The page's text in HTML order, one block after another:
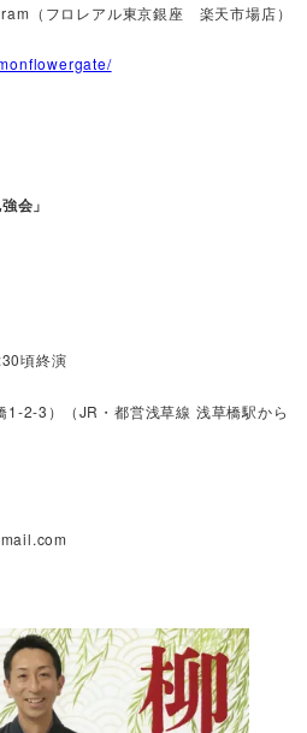
（フロレアル東京銀座 楽天市場店）
会」
頃終演
1-2-3）（JR・都営浅草線 浅草橋駅から